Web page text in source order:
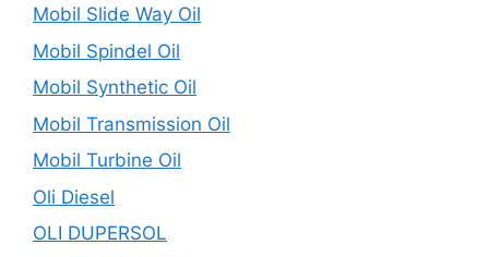
Mobil Slide Way Oil
Mobil Spindel Oil
Mobil Synthetic Oil
Mobil Transmission Oil
Mobil Turbine Oil
Oli Diesel
OLI DUPERSOL